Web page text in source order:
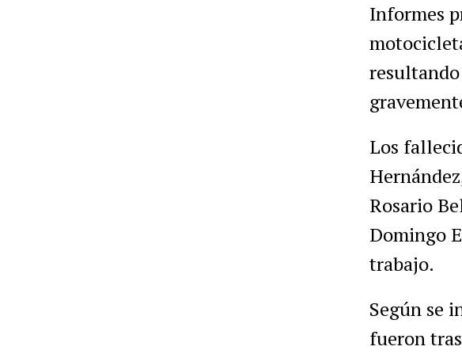
Informes
resultando
Los
Rosario
Domingo
trabajo.
Según se
fueron